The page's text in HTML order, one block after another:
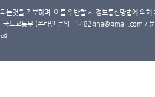
는것을 거부하며, 이를 위반할 시 정보통신망법에 의
국토교통부 (온라인 문의 : 1482qna@gmail.com /